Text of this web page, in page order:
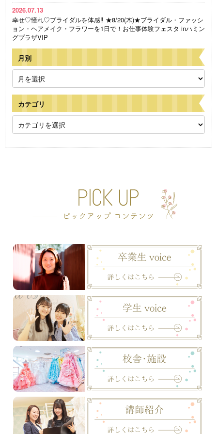
2026.07.13
幸せ♡憧れ♡ブライダルを体感‼ ★8/20(木)★ブライダル・ファッシ
ョン・ヘアメイク・フラワーを1日で！お仕事体験フェスタ inハミン
グプラザVIP
月別
カテゴリ